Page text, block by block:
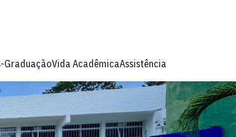
GraduaçãoVida AcadêmicaAssistência